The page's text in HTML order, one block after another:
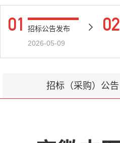
01
招标公告发布
2026-05-09
02
招标（采购）公告